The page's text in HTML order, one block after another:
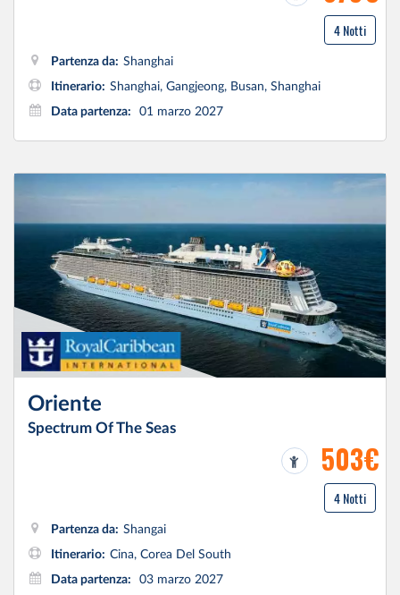
4 Notti
Partenza da: Shanghai
Itinerario: Shanghai, Gangjeong, Busan, Shanghai
Data partenza:
01 marzo 2027
Oriente
Spectrum Of The Seas
503€
4 Notti
Partenza da: Shangai
Itinerario: Cina, Corea Del South
Data partenza:
03 marzo 2027